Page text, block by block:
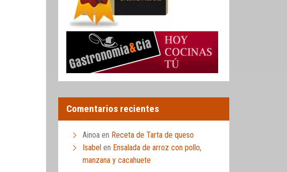
Comentarios recientes
Ainoa en Receta de Tarta de queso
Isabel en Ensalada de arroz con pollo,
manzana y cacahuete